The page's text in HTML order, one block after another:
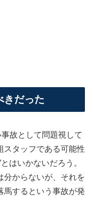
きだった
故として問題視して
スタッフである可能性
はいかないだろう。
からないが、それを
馬するという事故が発